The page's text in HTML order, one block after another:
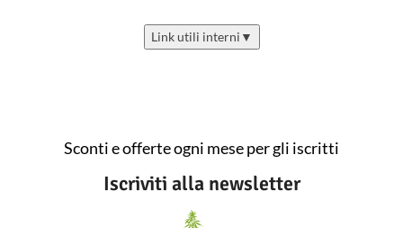
Link utili interni ▼
Sconti e offerte ogni mese per gli iscritti
Iscriviti alla newsletter